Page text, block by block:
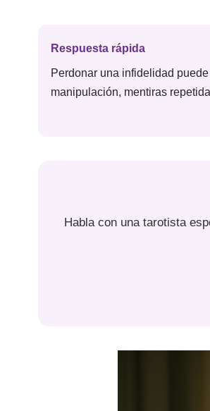
Respuesta rápida
Perdonar una infidelidad
manipulación, mentiras
Habla con una tarotista